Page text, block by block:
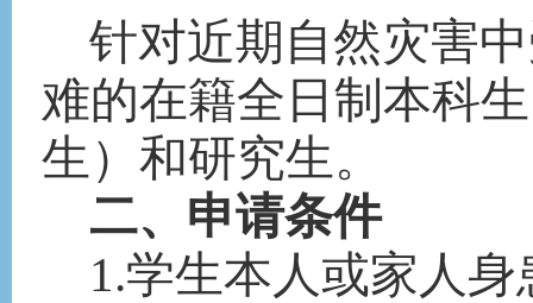
针对近期自然灾害
难的在籍全日制本科
生）和研究生。
二、申请条件
1.学生本人或家人